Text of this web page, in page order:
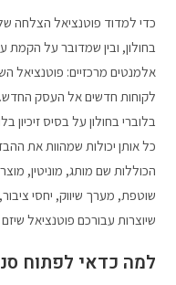
כדי למדוד פוטנציאל הצלחה
בחולון, ובין שמדובר על
אלמנטים מרכזיים: פוטנציאל
לקוחות חדשים אל העסק
בלוברי בחולון על בסיס זיכיון
כל אותן יכולות שמהוות את
הכוללות שם מותג, מוניטין,
שוטפת, מערך שיווק, יחסי
שיוצרות עבורכם פוטנציאל
למה כדאי לפתוח